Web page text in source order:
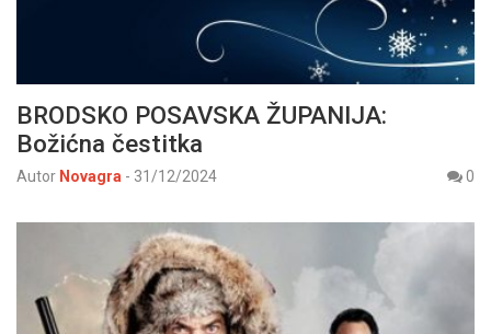
BRODSKO POSAVSKA ŽUPANIJA:
Božićna čestitka
Autor Novagra - 31/12/2024 0